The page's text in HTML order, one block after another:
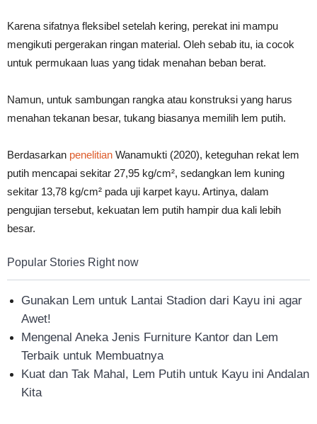
Karena sifatnya fleksibel setelah kering, perekat ini mampu
mengikuti pergerakan ringan material. Oleh sebab itu, ia cocok
untuk permukaan luas yang tidak menahan beban berat.
Namun, untuk sambungan rangka atau konstruksi yang harus
menahan tekanan besar, tukang biasanya memilih lem putih.
Berdasarkan penelitian Wanamukti (2020), keteguhan rekat lem
putih mencapai sekitar 27,95 kg/cm², sedangkan lem kuning
sekitar 13,78 kg/cm² pada uji karpet kayu. Artinya, dalam
pengujian tersebut, kekuatan lem putih hampir dua kali lebih
besar.
Popular Stories Right now
Gunakan Lem untuk Lantai Stadion dari Kayu ini agar
Awet!
Mengenal Aneka Jenis Furniture Kantor dan Lem
Terbaik untuk Membuatnya
Kuat dan Tak Mahal, Lem Putih untuk Kayu ini Andalan
Kita